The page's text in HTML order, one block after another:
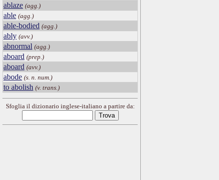
ablaze (agg.)
able (agg.)
able-bodied (agg.)
ably (avv.)
abnormal (agg.)
aboard (prep.)
aboard (avv.)
abode (s. n. num.)
to abolish (v. trans.)
Sfoglia il dizionario inglese-italiano a partire da: